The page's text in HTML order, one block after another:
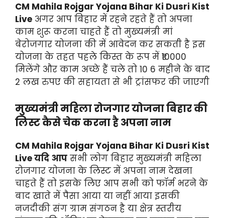
CM Mahila Rojgar Yojana Bihar Ki Dusri Kist
Live अगर आप बिहार में रहने रहते हैं तो अपना
काम शुरू करना चाहते हैं तो मुख्यमंत्री मां
बेरोजगार योजना की में आवेदन कर सकती है इस
योजना के तहत पहले किस्त के रूप में ₹10000
मिलेंगे और काम अच्छे हैं चले तो 10 6 महीने के बाद
2 लख रुपए की सहायता से भी ट्रांसफर की जाएगी
मुख्यमंत्री महिला रोजगार योजना बिहार की
लिस्ट कैसे चेक करना है अपना नाम
CM Mahila Rojgar Yojana Bihar Ki Dusri Kist
Live यदि आप सभी लोग बिहार मुख्यमंत्री महिला
रोजगार योजना के लिस्ट में अपना नाम देखना
चाहते हैं तो इसके लिए आप सभी को फॉर्म भरने के
बाद खाते में पैसा आया या नहीं आया इसकी
नजदीकी संग ग्राम संगठन है या क्षेत्र स्तरीय